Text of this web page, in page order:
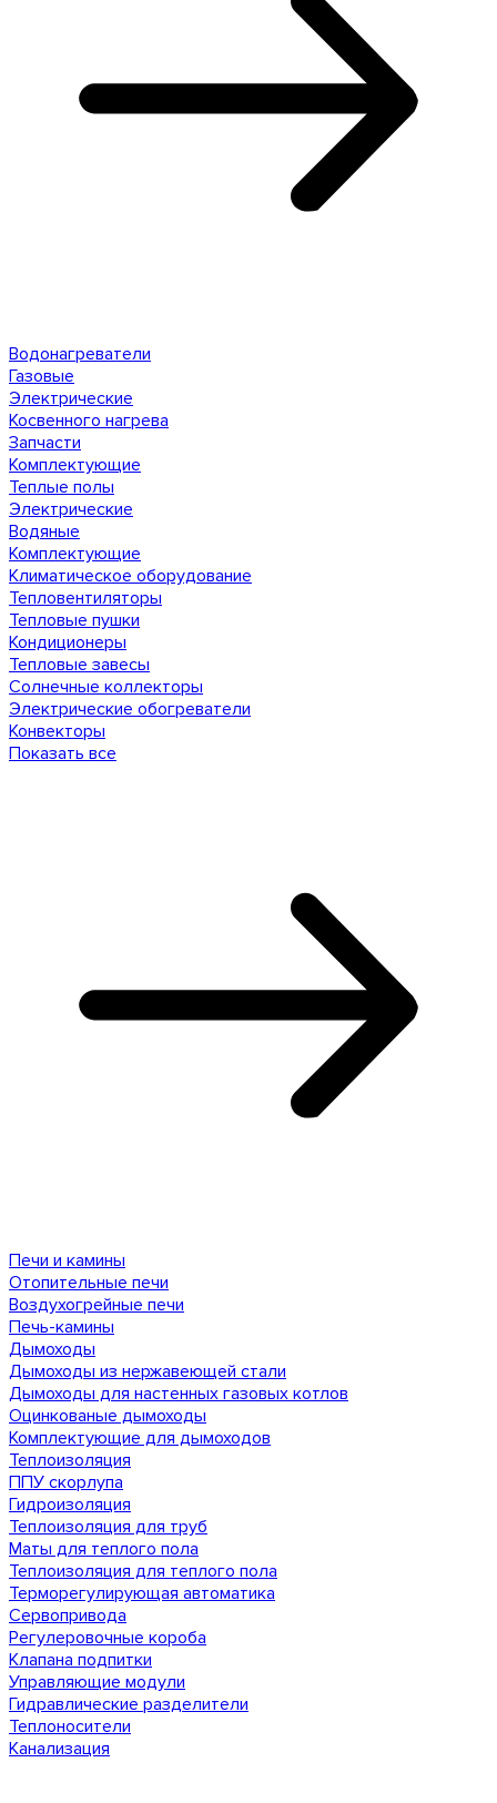
Водонагреватели
Газовые
Электрические
Косвенного нагрева
Запчасти
Комплектующие
Теплые полы
Электрические
Водяные
Комплектующие
Климатическое оборудование
Тепловентиляторы
Тепловые пушки
Кондиционеры
Тепловые завесы
Солнечные коллекторы
Электрические обогреватели
Конвекторы
Показать все
Печи и камины
Отопительные печи
Воздухогрейные печи
Печь-камины
Дымоходы
Дымоходы из нержавеющей стали
Дымоходы для настенных газовых котлов
Оцинкованые дымоходы
Комплектующие для дымоходов
Теплоизоляция
ППУ скорлупа
Гидроизоляция
Теплоизоляция для труб
Маты для теплого пола
Теплоизоляция для теплого пола
Терморегулирующая автоматика
Сервопривода
Регулеровочные короба
Клапана подпитки
Управляющие модули
Гидравлические разделители
Теплоносители
Канализация